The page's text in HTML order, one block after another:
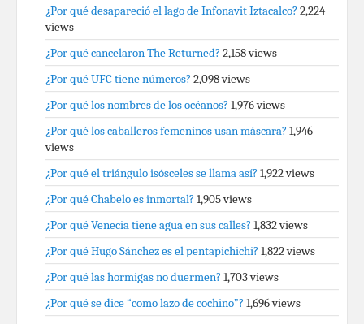
¿Por qué desapareció el lago de Infonavit Iztacalco? 2,224
views
¿Por qué cancelaron The Returned? 2,158 views
¿Por qué UFC tiene números? 2,098 views
¿Por qué los nombres de los océanos? 1,976 views
¿Por qué los caballeros femeninos usan máscara? 1,946
views
¿Por qué el triángulo isósceles se llama así? 1,922 views
¿Por qué Chabelo es inmortal? 1,905 views
¿Por qué Venecia tiene agua en sus calles? 1,832 views
¿Por qué Hugo Sánchez es el pentapichichi? 1,822 views
¿Por qué las hormigas no duermen? 1,703 views
¿Por qué se dice “como lazo de cochino”? 1,696 views